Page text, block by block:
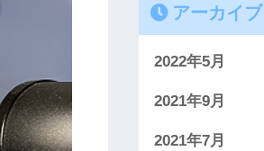
アーカイブ
2022年5月
2021年9月
2021年7月